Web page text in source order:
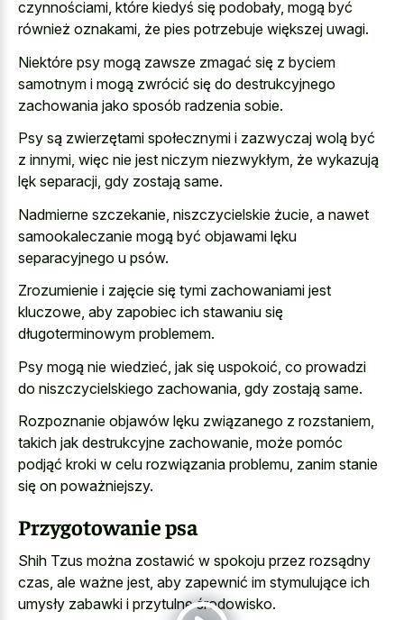
czynnościami, które kiedyś się podobały, mogą być
również oznakami, że pies potrzebuje większej uwagi.
Niektóre psy mogą zawsze zmagać się z byciem
samotnym i mogą zwrócić się do destrukcyjnego
zachowania jako sposób radzenia sobie.
Psy są zwierzętami społecznymi i zazwyczaj wolą być
z innymi, więc nie jest niczym niezwykłym, że wykazują
lęk separacji, gdy zostają same.
Nadmierne szczekanie, niszczycielskie żucie, a nawet
samookaleczanie mogą być objawami lęku
separacyjnego u psów.
Zrozumienie i zajęcie się tymi zachowaniami jest
kluczowe, aby zapobiec ich stawaniu się
długoterminowym problemem.
Psy mogą nie wiedzieć, jak się uspokoić, co prowadzi
do niszczycielskiego zachowania, gdy zostają same.
Rozpoznanie objawów lęku związanego z rozstaniem,
takich jak destrukcyjne zachowanie, może pomóc
podjąć kroki w celu rozwiązania problemu, zanim stanie
się on poważniejszy.
Przygotowanie psa
Shih Tzus można zostawić w spokoju przez rozsądny
czas, ale ważne jest, aby zapewnić im stymulujące ich
umysły zabawki i przytulne środowisko.